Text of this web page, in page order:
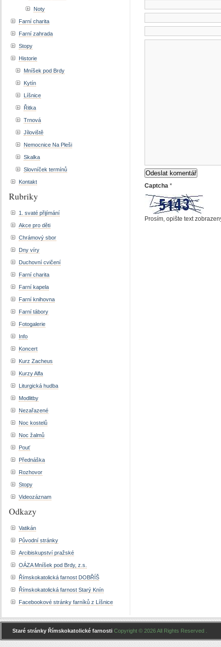
Captcha *
Prosím, opište text
Noty
Farní charita
Farní zahrada
Stopy
Historie
Mníšek pod Brdy
Kytín
Líšnice
Řitka
Trnová
Jíloviště
Nemocnice Na Pleši
Skalka
Slovníček termínů
Kontakt
Rubriky
1. svaté přijímání
Akce pro děti
Chrámový sbor
Dny víry
Duchovní cvičení
Farní charita
Farní kapela
Farní knihovna
Farní tábory
Fotogalerie
Info
Koncert
Kurz Zacheus
Kurzy Alfa
Liturgická hudba
Modlitby
Nezařazené
Noc kostelů
Noc žalmů
Pouť
Přednáška
Rozhovor
Stopy
Videozáznam
Odkazy
Vatikán
Původní stránky
Arcibiskupství pražské
OÁZA Mníšek pod Brdy, z.s.
Římskokatolická farnost DOBŘÍŠ
Římskokatolická farnost Starý Knín
Facebookové stránky farníků z Líšnice
Staré stránky Římskokatolické farnosti Copyright © 2026 All Rights Reserved .